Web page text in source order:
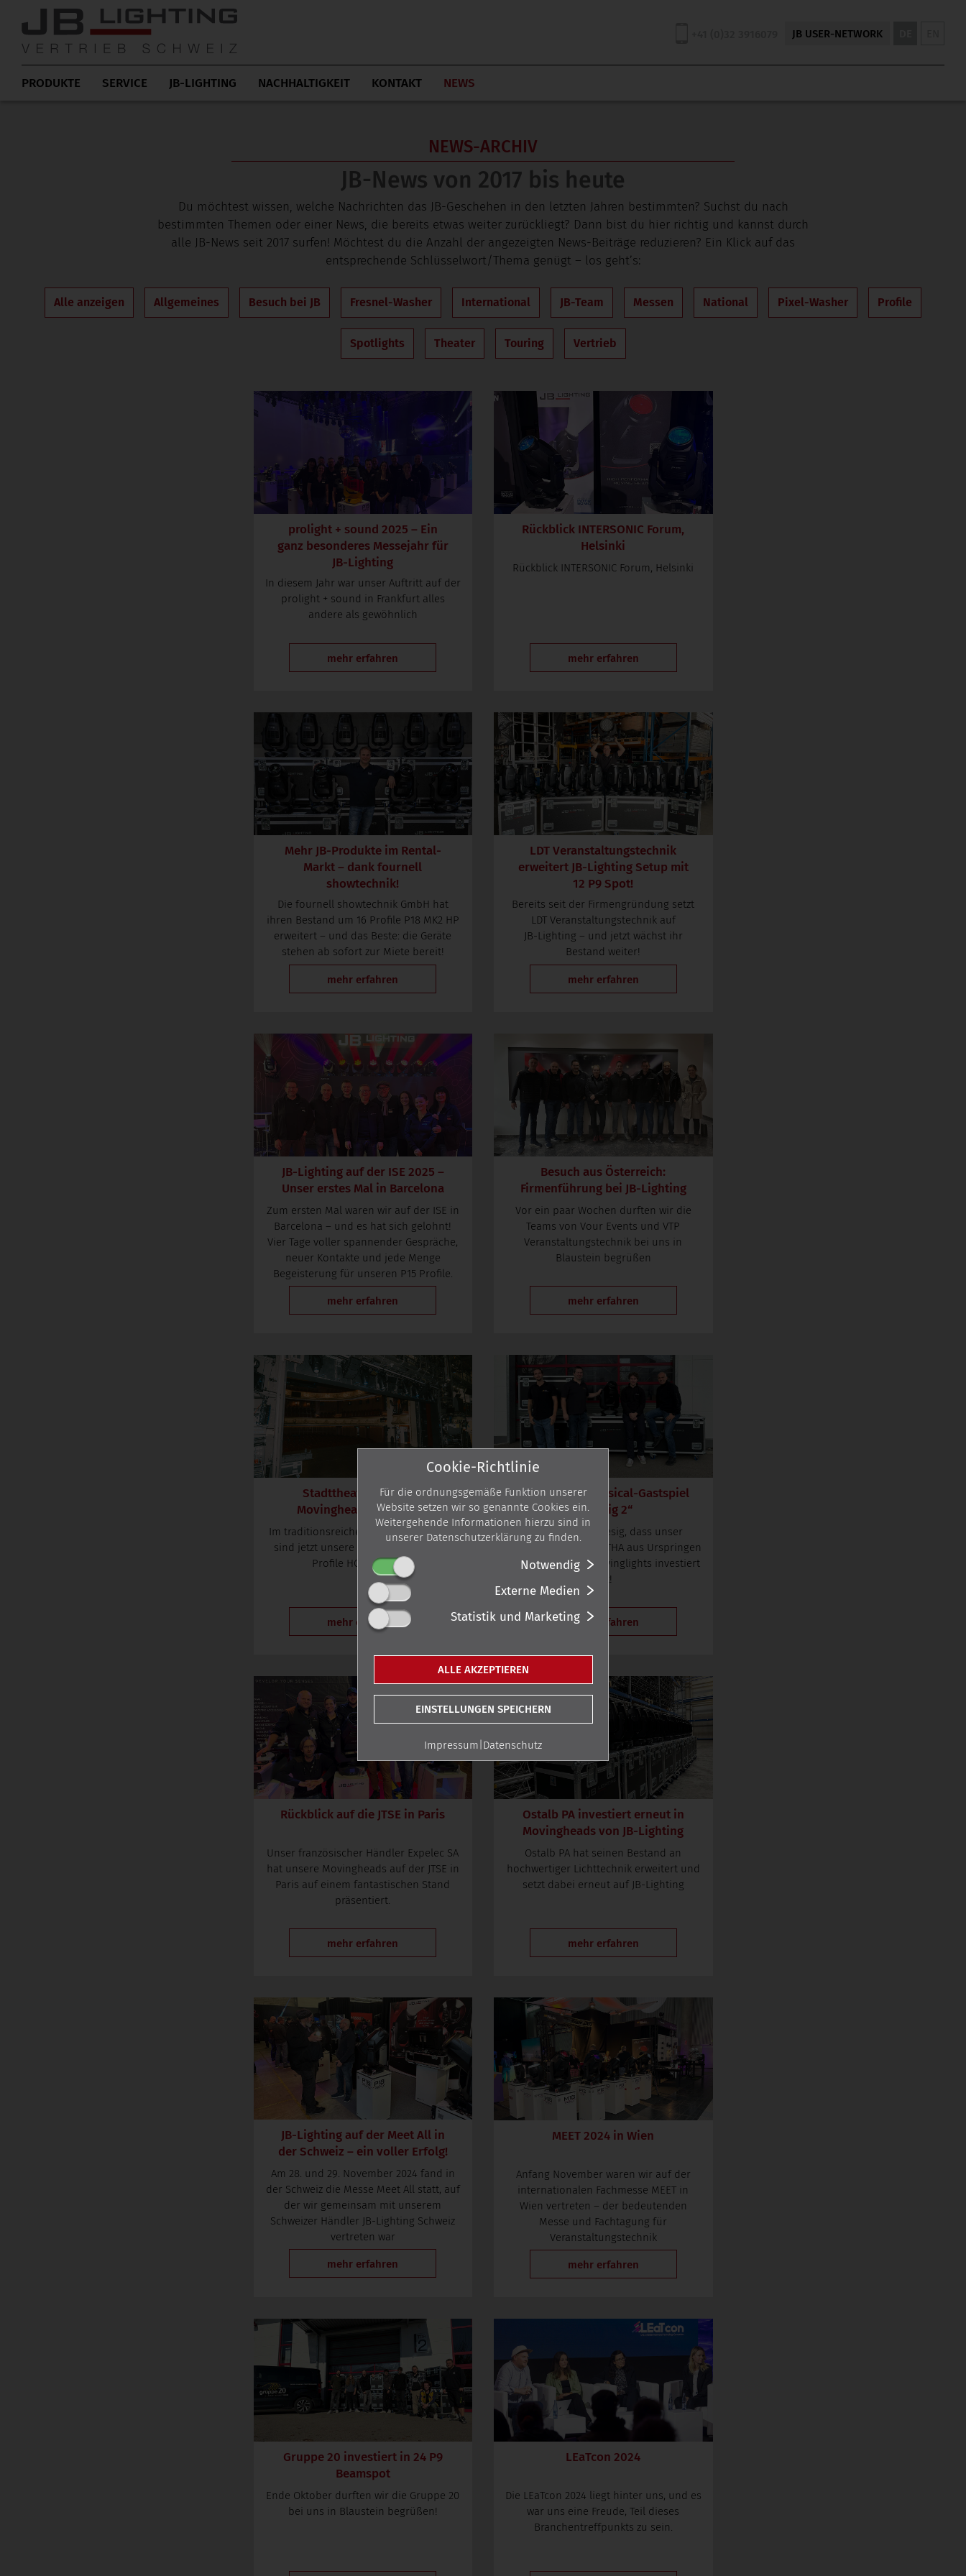
JB USER-NETWORK
PRODUKTE SERVICE JB-LIGHTING NACHHALTIGKEIT KONTAKT NEWS
NEWS-ARCHIV
JB-News von 2017 bis heute
Du möchtest wissen, welche Nachrichten das JB-Geschehen in den letzten Jahren bestimmten? Suchst du nach
bestimmten Themen oder einer News, die bereits etwas weiter zurückliegt? Dann bist du hier richtig und kannst durch
alle JB-News seit 2017 surfen! Möchtest du die Anzahl der angezeigten News-Beiträge reduzieren? Ein Klick auf das
entsprechende Schlüsselwort/Thema genügt – los geht’s:
Alle anzeigen Allgemeines Besuch bei JB Fresnel-Washer International JB-Team Messen National Pixel-Washer Profile
Spotlights Theater Touring Vertrieb
prolight + sound 2025 – Ein
ganz besonderes Messejahr für
JB-Lighting
In diesem Jahr war unser Auftritt auf der
prolight + sound in Frankfurt alles
andere als gewöhnlich
mehr erfahren
Rückblick INTERSONIC Forum,
Helsinki
Rückblick INTERSONIC Forum, Helsinki
mehr erfahren
Mehr JB-Produkte im Rental-
Markt – dank fournell
showtechnik!
Die fournell showtechnik GmbH hat
ihren Bestand um 16 Profile P18 MK2 HP
erweitert – und das Beste: die Geräte
stehen ab sofort zur Miete bereit!
mehr erfahren
LDT Veranstaltungstechnik
erweitert JB-LightingSetup mit
12 P9 Spot!
Bereits seit der Firmengründung setzt
LDT Veranstaltungstechnik auf
JB-Lighting – und jetzt wächst ihr
Bestand weiter!
mehr erfahren
JB-Lighting auf der ISE 2025 –
Unser erstes Mal in Barcelona
Zum ersten Mal waren wir auf der ISE in
Barcelona – und es hat sich gelohnt!
Vier Tage voller spannender Gespräche,
neuer Kontakte und jede Menge
Begeisterung für unseren P15 Profile.
mehr erfahren
Besuch aus Österreich:
Firmenführung bei JB-Lighting
Vor ein paar Wochen durften wir die
Teams von Vour Events und VTP
Veranstaltungstechnik bei uns in
Blaustein begrüßen
mehr erfahren
Stadttheater Bern: JB-
Movingheads im Einsatz
Im traditionsreichen Stadttheater Bern
sind jetzt unsere M18 Profile und P18
Profile HC im Einsatz.
mehr erfahren
8 x M18 beim Musical-Gastspiel
„Ludwig 2“
Wir freuen uns riesig, dass unser
langjähriger Kunde ETHA aus Urspringen
in 8 unserer M18 Movinglights investiert
hat!
mehr erfahren
Rückblick auf die JTSE in Paris
Unser französischer Händler Expelec SA
hat unsere Movingheads auf der JTSE in
Paris auf einem fantastischen Stand
präsentiert.
mehr erfahren
Ostalb PA investiert erneut in
Movingheads von JB-Lighting
Ostalb PA hat seinen Bestand an
hochwertiger Lichttechnik erweitert und
setzt dabei erneut auf JB-Lighting
mehr erfahren
JB-Lighting auf der Meet All in
der Schweiz – ein voller Erfolg!
Am 28. und 29. November 2024 fand in
der Schweiz die Messe Meet All statt, auf
der wir gemeinsam mit unserem
Schweizer Händler JB-Lighting Schweiz
vertreten war
mehr erfahren
MEET 2024 in Wien
Anfang November waren wir auf der
internationalen Fachmesse MEET in
Wien vertreten – der bedeutenden
Messe und Fachtagung für
Veranstaltungstechnik
mehr erfahren
Gruppe 20 investiert in 24 P9
Beamspot
Ende Oktober durften wir die Gruppe 20
bei uns in Blaustein begrüßen!
LEaTcon 2024
Die LEaTcon 2024 liegt hinter uns, und es
war uns eine Freude, Teil dieses
Branchentreffpunkts zu sein.
Cookie-Richtlinie
Für die ordnungsgemäße Funktion unserer
Website setzen wir so genannte Cookies ein.
Weitergehende Informationen hierzu sind in
unserer Datenschutzerklärung zu finden.
Notwendig
Externe Medien
Statistik und Marketing
ALLE AKZEPTIEREN
EINSTELLUNGEN SPEICHERN
Impressum Datenschutz